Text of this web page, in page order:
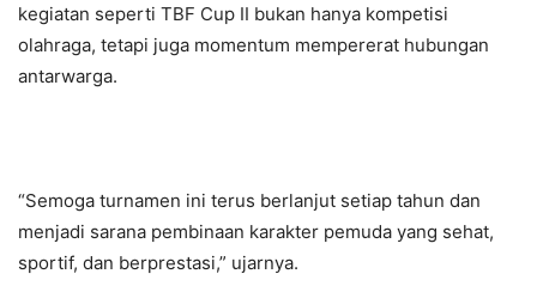
kegiatan seperti TBF Cup II bukan hanya kompetisi
olahraga, tetapi juga momentum mempererat hubungan
antarwarga.
“Semoga turnamen ini terus berlanjut setiap tahun dan
menjadi sarana pembinaan karakter pemuda yang sehat,
sportif, dan berprestasi,” ujarnya.